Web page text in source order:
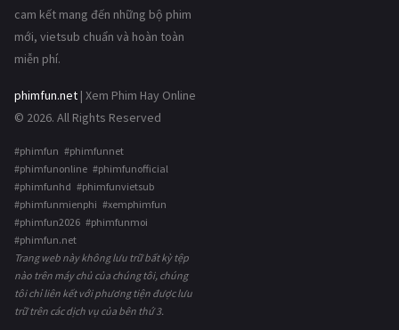
cam kết mang đến những bộ phim
mới, vietsub chuẩn và hoàn toàn
miễn phí.
phimfun.net | Xem Phim Hay Online
© 2026. All Rights Reserved
#phimfun #phimfunnet
#phimfunonline #phimfunofficial
#phimfunhd #phimfunvietsub
#phimfunmienphi #xemphimfun
#phimfun2026 #phimfunmoi
#phimfun.net
Trang web này không lưu trữ bất kỳ tệp
nào trên máy chủ của chúng tôi, chúng
tôi chỉ liên kết với phương tiện được lưu
trữ trên các dịch vụ của bên thứ 3.